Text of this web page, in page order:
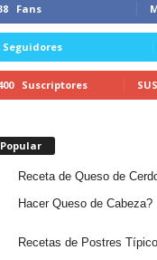
Fans
Seguidores
Suscriptores
Receta de Queso de
Hacer Queso de Cabeza?
Recetas de Postres